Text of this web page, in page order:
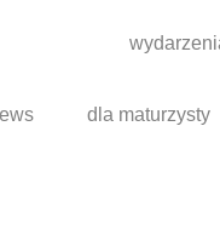
dla maturzysty